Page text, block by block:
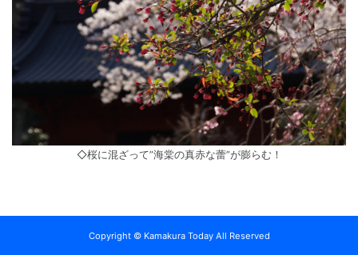
◇桜に混ざって”海棠の真赤な蕾”が膨らむ！
Copyright © Kamakura Today All Reserved